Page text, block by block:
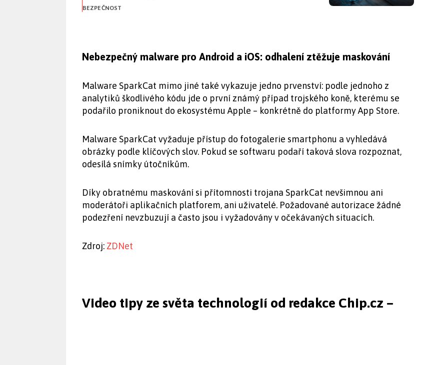
BEZPEČNOST
Nebezpečný malware pro Android a iOS: odhalení ztěžuje maskování
Malware SparkCat mimo jiné také vykazuje jedno prvenství: podle jednoho z
analytiků škodlivého kódu jde o první známý případ trojského koně, kterému se
podařilo proniknout do ekosystému Apple – konkrétně do platformy App Store.
Malware SparkCat vyžaduje přístup do fotogalerie smartphonu a vyhledává
obrázky podle klíčových slov. Pokud se softwaru podaří taková slova rozpoznat,
odesílá snímky útočníkům.
Díky obratnému maskování si přítomnosti trojana SparkCat nevšimnou ani
moderátoři aplikačních platforem, ani uživatelé. Požadované autorizace žádné
podezření nevzbuzují a často jsou i vyžadovány v očekávaných situacích.
Zdroj: ZDNet
Video tipy ze světa technologií od redakce Chip.cz –